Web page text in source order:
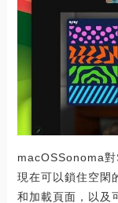
macOSSonoma
現在可以鎖住空閑
和加載頁面，以及